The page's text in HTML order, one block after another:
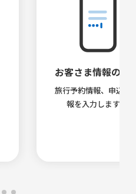
お客さま情報の入
旅行予約情報、申込者
報を入力します。